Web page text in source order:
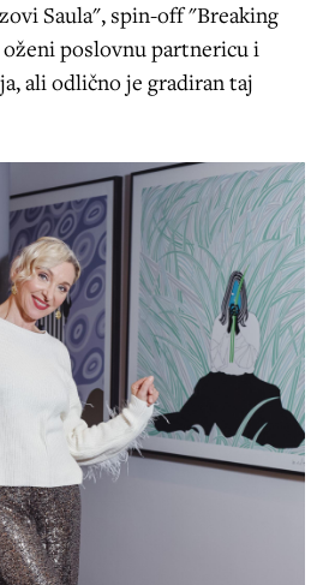
Saula", spin-off "Breaking
poslovnu partnericu i
ali odlično je gradiran taj